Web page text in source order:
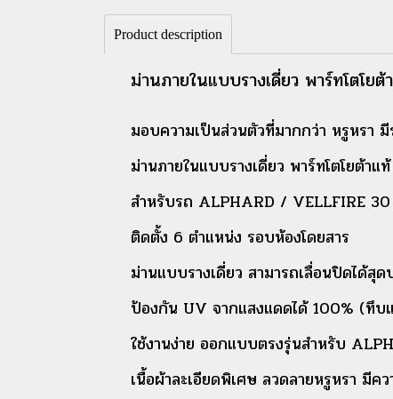
Product description
ม่านภายในแบบรางเดี่ยว พาร์ทโตโย
มอบความเป็นส่วนตัวที่มากกว่า หรูหรา
ม่านภายในแบบรางเดี่ยว พาร์ทโตโยต้า
สำหรับรถ ALPHARD / VELLFIRE
ติดตั้ง 6 ตำแหน่ง รอบห้องโดยสาร
ม่านแบบรางเดี่ยว สามารถเลื่อนปิดได้สุ
ป้องกัน UV จากแสงแดดได้ 100% (ทึบ
ใช้งานง่าย ออกแบบตรงรุ่นสำหรับ
เนื้อผ้าละเอียดพิเศษ ลวดลายหรูหรา มีค